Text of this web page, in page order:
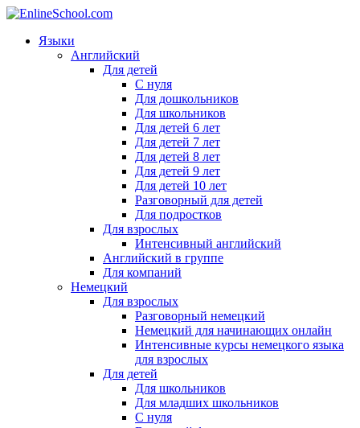
Языки
Английский
Для детей
С нуля
Для дошкольников
Для школьников
Для детей 6 лет
Для детей 7 лет
Для детей 8 лет
Для детей 9 лет
Для детей 10 лет
Разговорный для детей
Для подростков
Для взрослых
Интенсивный английский
Английский в группе
Для компаний
Немецкий
Для взрослых
Разговорный немецкий
Немецкий для начинающих онлайн
Интенсивные курсы немецкого языка
для взрослых
Для детей
Для школьников
Для младших школьников
С нуля